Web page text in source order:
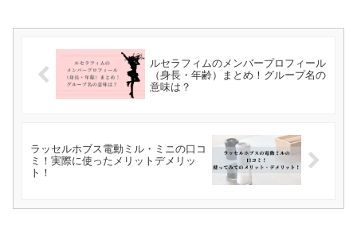
ルセラフィムのメンバープロフィール
（身長・年齢）まとめ！グループ名の
意味は？
ラッセルホブス電動ミル・ミニの口コ
ミ！実際に使ったメリットデメリッ
ト！